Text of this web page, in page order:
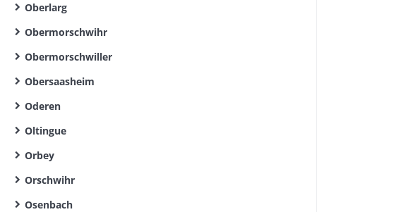
Oberlarg
Obermorschwihr
Obermorschwiller
Obersaasheim
Oderen
Oltingue
Orbey
Orschwihr
Osenbach